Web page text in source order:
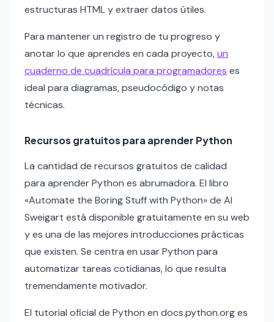
estructuras HTML y extraer datos útiles.
Para mantener un registro de tu progreso y
anotar lo que aprendes en cada proyecto,un
cuaderno de cuadrícula para programadores es
ideal para diagramas, pseudocódigo y notas
técnicas.
Recursos gratuitos para aprender Python
La cantidad de recursos gratuitos de calidad
para aprender Python es abrumadora. El libro
«Automate the Boring Stuff with Python» de Al
Sweigart está disponible gratuitamente en su web
y es una de las mejores introducciones prácticas
que existen. Se centra en usar Python para
automatizar tareas cotidianas, lo que resulta
tremendamente motivador.
El tutorial oficial de Python en docs.python.org es